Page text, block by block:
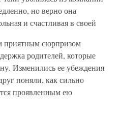
но верно она
и счастливая в своей
приятным сюрпризом
родителей, которые
Изменились ее убеждения
поняли, как сильно
проявленным ею